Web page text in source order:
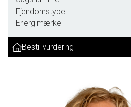
Langelandsbæltet, som også toner
Skibene passerer mod øst og
besøg tæt på.
Stuehuset tæller 200 m2 bolig.
enheder, som blandt andet
Ejendomstype
Energimærke
Bestil vurdering